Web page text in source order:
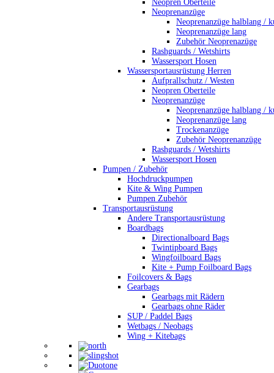
Neopren Oberteile
Neoprenanzüge
Neoprenanzüge halblang /
Neoprenanzüge lang
Zubehör Neoprenazüge
Rashguards / Wetshirts
Wassersport Hosen
Wassersportausrüstung Herren
Aufprallschutz / Westen
Neopren Oberteile
Neoprenanzüge
Neoprenanzüge halblang /
Neoprenanzüge lang
Trockenanzüge
Zubehör Neoprenanzüge
Rashguards / Wetshirts
Wassersport Hosen
Pumpen / Zubehör
Hochdruckpumpen
Kite & Wing Pumpen
Pumpen Zubehör
Transportausrüstung
Andere Transportausrüstung
Boardbags
Directionalboard Bags
Twintipboard Bags
Wingfoilboard Bags
Kite + Pump Foilboard Bags
Foilcovers & Bags
Gearbags
Gearbags mit Rädern
Gearbags ohne Räder
SUP / Paddel Bags
Wetbags / Neobags
Wing + Kitebags